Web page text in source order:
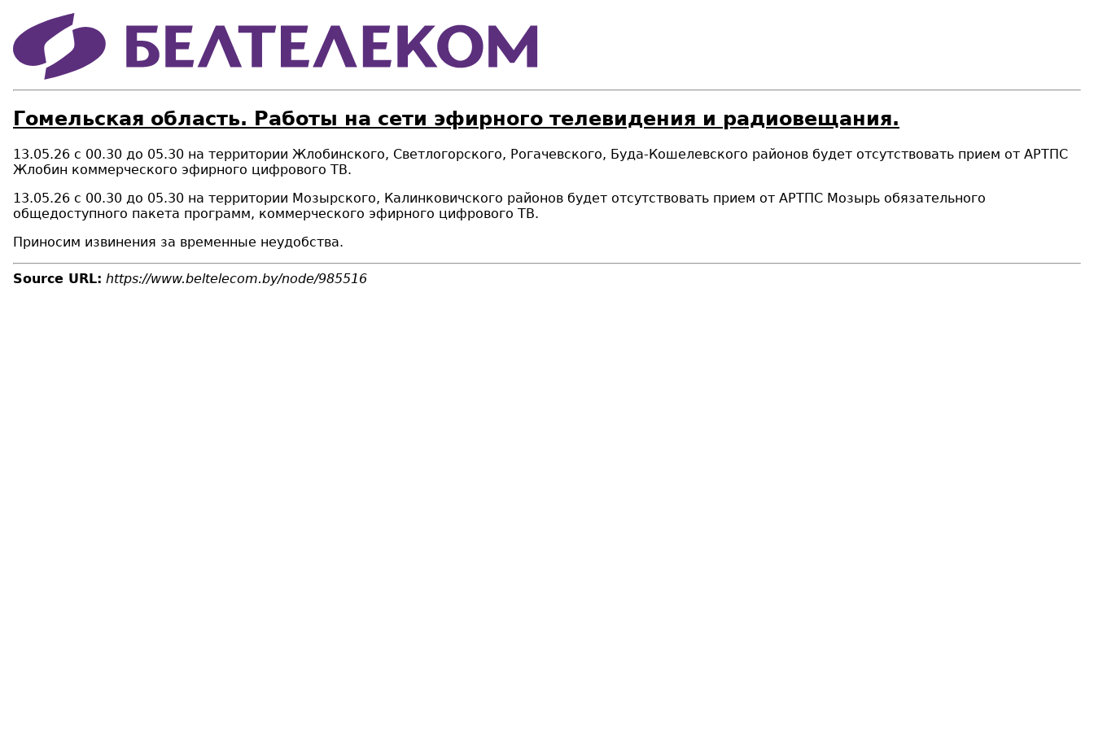
Гомельская область. Работы на сети эфирного телевидения и радиовещания.
13.05.26 с 00.30 до 05.30 на территории Жлобинского, Светлогорского, Рогачевского, Буда-Кошелевского районов будет отсутствовать прием от АРТПС
Жлобин коммерческого эфирного цифрового ТВ.
13.05.26 с 00.30 до 05.30 на территории Мозырского, Калинковичского районов будет отсутствовать прием от АРТПС Мозырь обязательного
общедоступного пакета программ, коммерческого эфирного цифрового ТВ.
Приносим извинения за временные неудобства.
Source URL: https://www.beltelecom.by/node/985516